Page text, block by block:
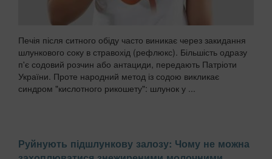
Печія після ситного обіду часто виникає через закидання
шлункового соку в стравохід (рефлюкс). Більшість одразу
п'є содовий розчин або антациди, передають Патріоти
України. Проте народний метод із содою викликає
синдром "кислотного рикошету": шлунок у ...
Руйнують підшлункову залозу: Чому не можна